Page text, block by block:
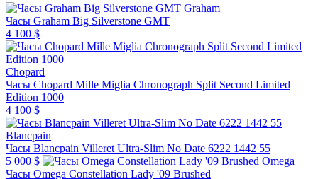
Graham
Часы Graham Big Silverstone GMT
4 100 $
Chopard
Часы Chopard Mille Miglia Chronograph Split Second Limited
Edition 1000
4 100 $
Blancpain
Часы Blancpain Villeret Ultra-Slim No Date 6222 1442 55
5 000 $
Omega
Часы Omega Constellation Lady '09 Brushed